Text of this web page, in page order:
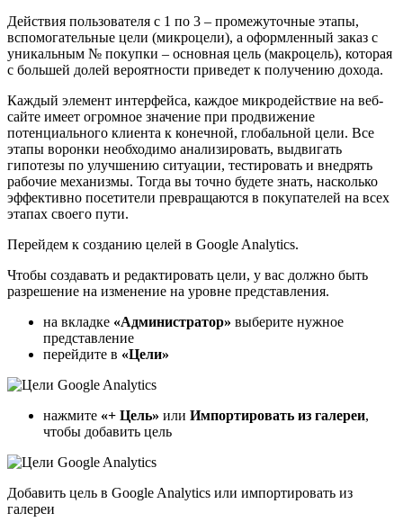
Действия пользователя с 1 по 3 – промежуточные этапы,
вспомогательные цели (микроцели), а оформленный заказ с
уникальным № покупки – основная цель (макроцель), которая
с большей долей вероятности приведет к получению дохода.
Каждый элемент интерфейса, каждое микродействие на веб-
сайте имеет огромное значение при продвижение
потенциального клиента к конечной, глобальной цели. Все
этапы воронки необходимо анализировать, выдвигать
гипотезы по улучшению ситуации, тестировать и внедрять
рабочие механизмы. Тогда вы точно будете знать, насколько
эффективно посетители превращаются в покупателей на всех
этапах своего пути.
Перейдем к созданию целей в Google Analytics.
Чтобы создавать и редактировать цели, у вас должно быть
разрешение на изменение на уровне представления.
на вкладке «Администратор» выберите нужное
представление
перейдите в «Цели»
нажмите «+ Цель» или Импортировать из галереи,
чтобы добавить цель
Добавить цель в Google Analytics или импортировать из
галереи